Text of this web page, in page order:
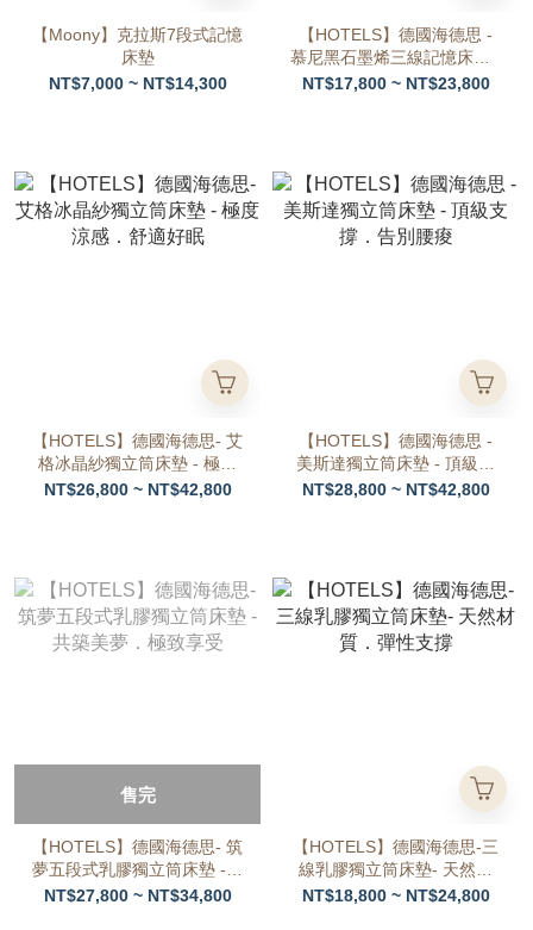
【Moony】克拉斯7段式記憶
床墊
NT$7,000 ~ NT$14,300
【HOTELS】德國海德思 -
慕尼黑石墨烯三線記憶床墊 -
石墨烯科技 促進循環
NT$17,800 ~ NT$23,800
【HOTELS】德國海德思- 艾
格冰晶紗獨立筒床墊 - 極度
涼感．舒適好眠
NT$26,800 ~ NT$42,800
【HOTELS】德國海德思 -
美斯達獨立筒床墊 - 頂級支
撐．告別腰痠
NT$28,800 ~ NT$42,800
售完
【HOTELS】德國海德思- 筑
夢五段式乳膠獨立筒床墊 -共
築美夢．極致享受
NT$27,800 ~ NT$34,800
【HOTELS】德國海德思-三
線乳膠獨立筒床墊- 天然材
質．彈性支撐
NT$18,800 ~ NT$24,800